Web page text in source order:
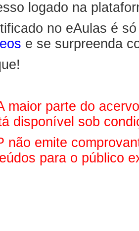
logado na
no eAulas é
e se surpreenda
maior parte do
disponível sob
não emite
para o público